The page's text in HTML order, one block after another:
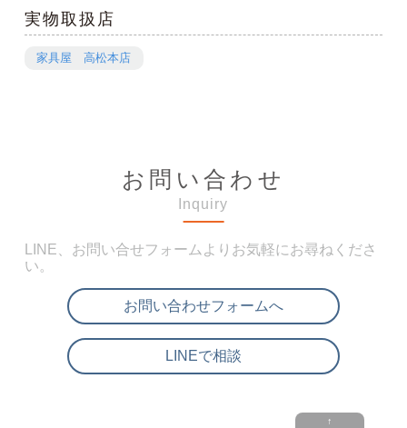
実物取扱店
家具屋 高松本店
お問い合わせ
Inquiry
LINE、お問い合せフォームよりお気軽にお尋ねくださ
い。
お問い合わせフォームへ
LINEで相談
↑